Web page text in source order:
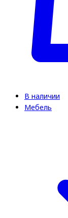
В наличии
Мебель